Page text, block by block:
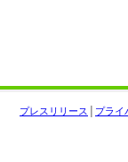
プライ
プレスリリース